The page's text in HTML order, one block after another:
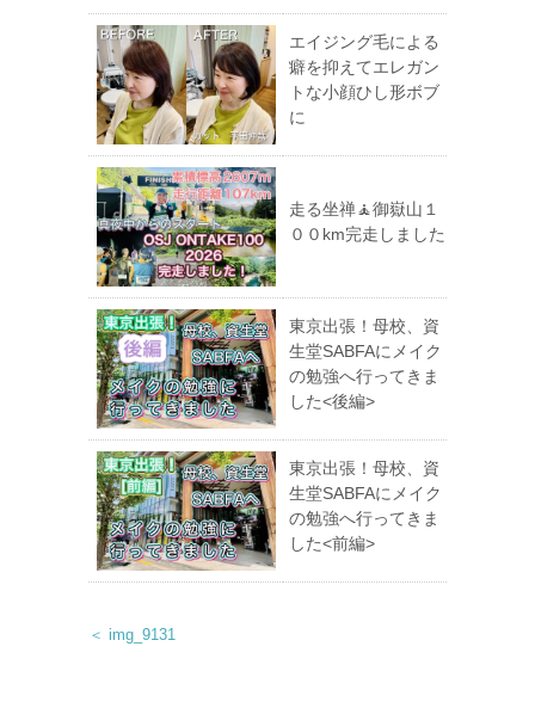
エイジング毛による
癖を抑えてエレガン
トな小顔ひし形ボブ
に
走る坐禅🧘御嶽山１
００km完走しました
東京出張！母校、資
生堂SABFAにメイク
の勉強へ行ってきま
した<後編>
東京出張！母校、資
生堂SABFAにメイク
の勉強へ行ってきま
した<前編>
＜ img_9131